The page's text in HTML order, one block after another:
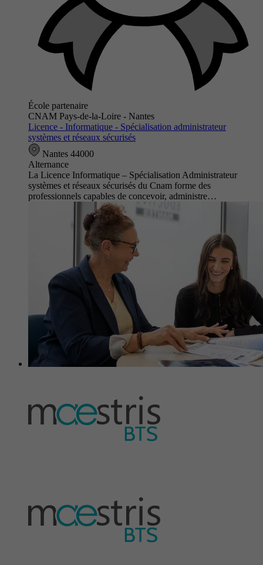
École partenaire
CNAM Pays-de-la-Loire - Nantes
Licence - Informatique - Spécialisation administrateur
systèmes et réseaux sécurisés
Nantes 44000
Alternance
La Licence Informatique – Spécialisation Administrateur
systèmes et réseaux sécurisés du Cnam forme des
professionnels capables de concevoir, administre…